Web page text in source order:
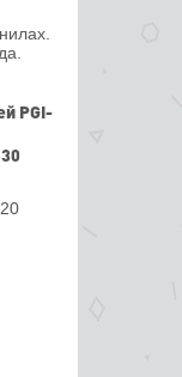
PGI-